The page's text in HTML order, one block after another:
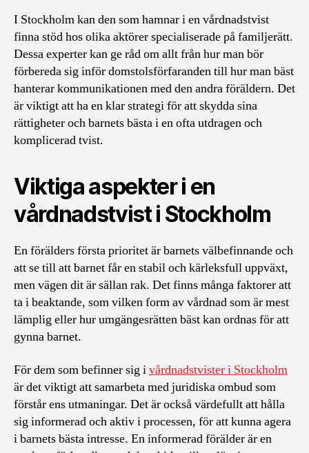
I Stockholm kan den som hamnar i en vårdnadstvist
finna stöd hos olika aktörer specialiserade på familjerätt.
Dessa experter kan ge råd om allt från hur man bör
förbereda sig inför domstolsförfaranden till hur man bäst
hanterar kommunikationen med den andra föräldern. Det
är viktigt att ha en klar strategi för att skydda sina
rättigheter och barnets bästa i en ofta utdragen och
komplicerad tvist.
Viktiga aspekter i en
vårdnadstvist i Stockholm
En förälders första prioritet är barnets välbefinnande och
att se till att barnet får en stabil och kärleksfull uppväxt,
men vägen dit är sällan rak. Det finns många faktorer att
ta i beaktande, som vilken form av vårdnad som är mest
lämplig eller hur umgängesrätten bäst kan ordnas för att
gynna barnet.
För dem som befinner sig ivårdnadstvister i Stockholm
är det viktigt att samarbeta med juridiska ombud som
förstår ens utmaningar. Det är också värdefullt att hålla
sig informerad och aktiv i processen, för att kunna agera
i barnets bästa intresse. En informerad förälder är en